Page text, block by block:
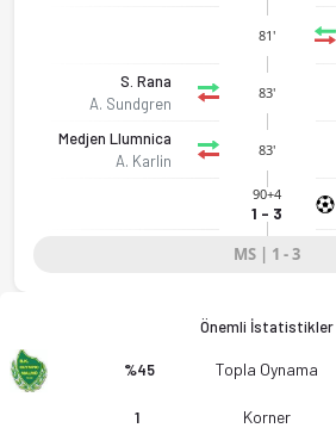
BK Olympic - Lunds BK 1-3 bitti. Gol
81'
S. Rana
A. Sundgren
83'
Medjen Llumnica
A. Karlin
83'
90+4
1 - 3
MS | 1 - 3
Önemli İstatistikler
%45 Topla Oynama
1 Korner